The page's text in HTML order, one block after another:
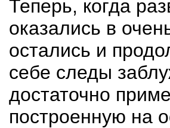
Теперь, когда
оказались в
остались и
себе следы
достаточно
построенную на